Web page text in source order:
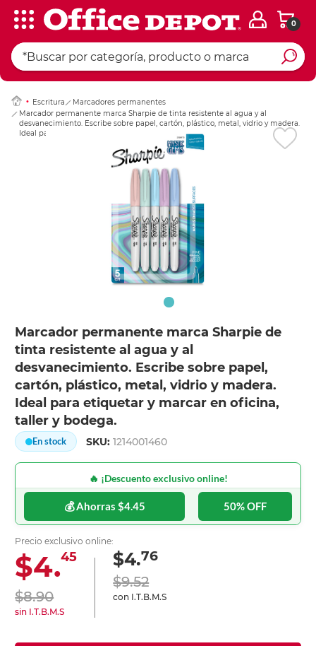
0
Escritura
Marcadores permanentes
Marcador permanente marca Sharpie de tinta resistente al agua y al
desvanecimiento. Escribe sobre papel, cartón, plástico, metal, vidrio y madera.
Ideal para etiquetar y marcar en oficina, taller y bodega.
Marcador permanente marca Sharpie de
tinta resistente al agua y al
desvanecimiento. Escribe sobre papel,
cartón, plástico, metal, vidrio y madera.
Ideal para etiquetar y marcar en oficina,
taller y bodega.
En stock SKU:1214001460
🔥 ¡Descuento exclusivo online!
💰 Ahorras $4.45 50% OFF
Precio exclusivo online:
$4.45
$8.90
sin I.T.B.M.S
$4.76
$9.52
con I.T.B.M.S
Ingresar Codigo